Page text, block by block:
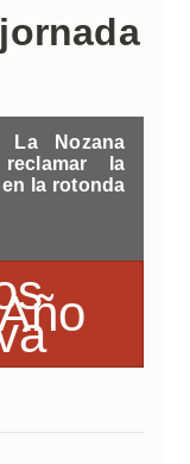
La Nozana
la
la rotonda